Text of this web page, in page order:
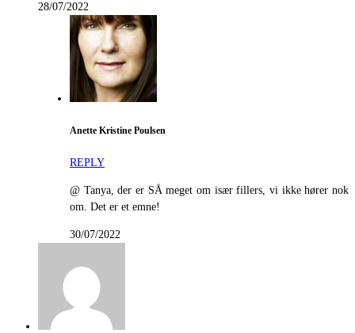
28/07/2022
Anette Kristine Poulsen
REPLY
@ Tanya, der er SÅ meget om især fillers, vi ikke hører nok
om. Det er et emne!
30/07/2022